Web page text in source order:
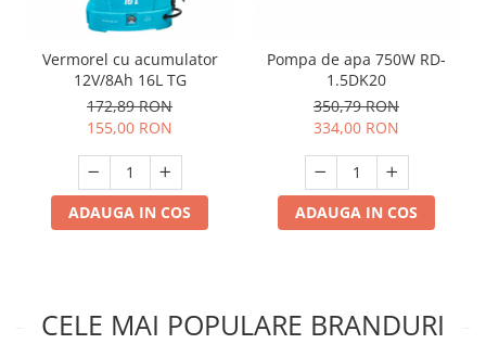
Vermorel cu acumulator
12V/8Ah 16L TG
172,89 RON
155,00 RON
ADAUGA IN COS
Pompa de apa 750W RD-
1.5DK20
350,79 RON
334,00 RON
ADAUGA IN COS
CELE MAI POPULARE BRANDURI